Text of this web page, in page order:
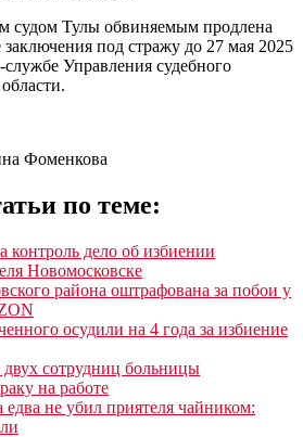
судом Тулы обвиняемым продлена
заключения под стражу до 27 мая 2025
Управления судебного
Фоменкова
по теме:
контроль дело об избиении
Новомосковске
района оштрафована за побои у
осудили на 4 года за избиение
сотрудниц больницы
на работе
не убил приятеля чайником: